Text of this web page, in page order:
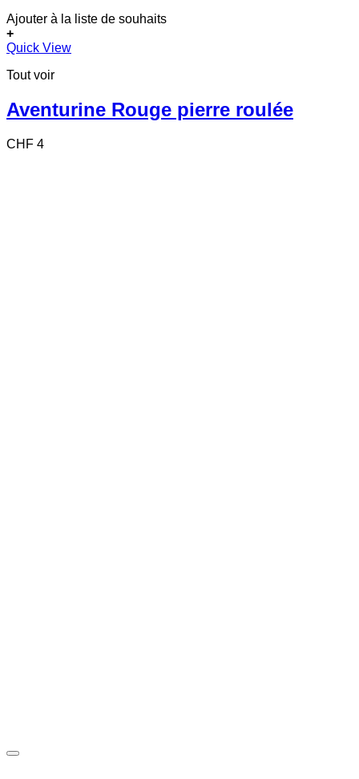
Ajouter à la liste de souhaits
+
Quick View
Tout voir
Aventurine Rouge pierre roulée
CHF 4